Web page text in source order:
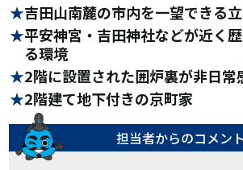
吉田山南麓の市内を一望できる
平安神宮・吉田神社などが近く
る環境
2階に設置された囲炉裏が非日常
2階建て地下付きの京町家
担当者からのコメント